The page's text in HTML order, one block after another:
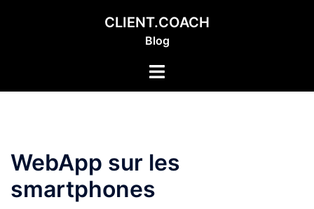
CLIENT.COACH
Blog
Ouvrir/fermer
WebApp sur les
smartphones